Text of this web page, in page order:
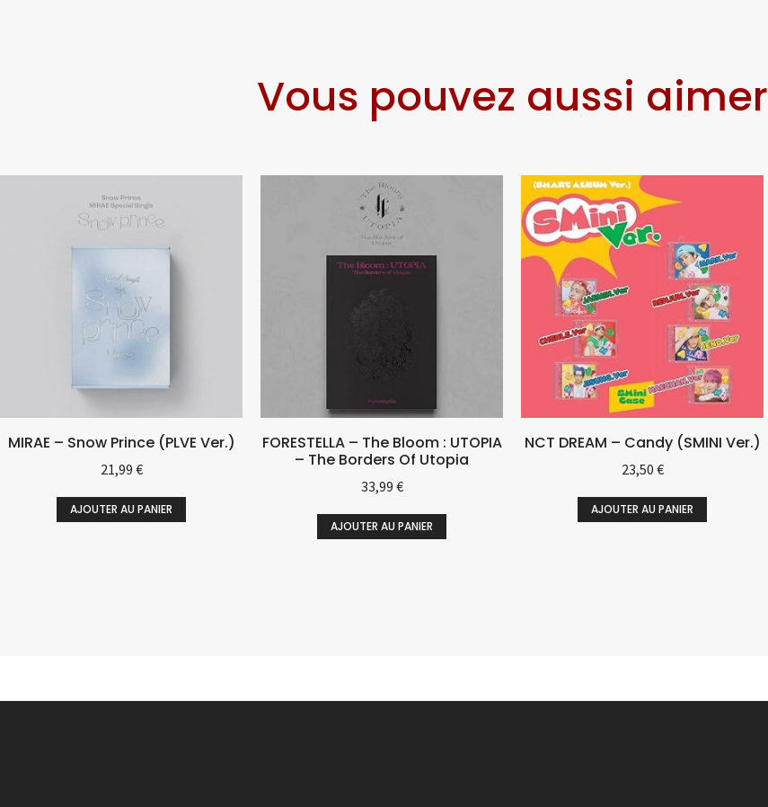
Vous pouvez aussi aimer
MIRAE – Snow Prince (PLVE Ver.)
21,99 €
AJOUTER AU PANIER
FORESTELLA – The Bloom : UTOPIA
– The Borders Of Utopia
33,99 €
AJOUTER AU PANIER
NCT DREAM – Candy (SMINI Ver.)
23,50 €
AJOUTER AU PANIER